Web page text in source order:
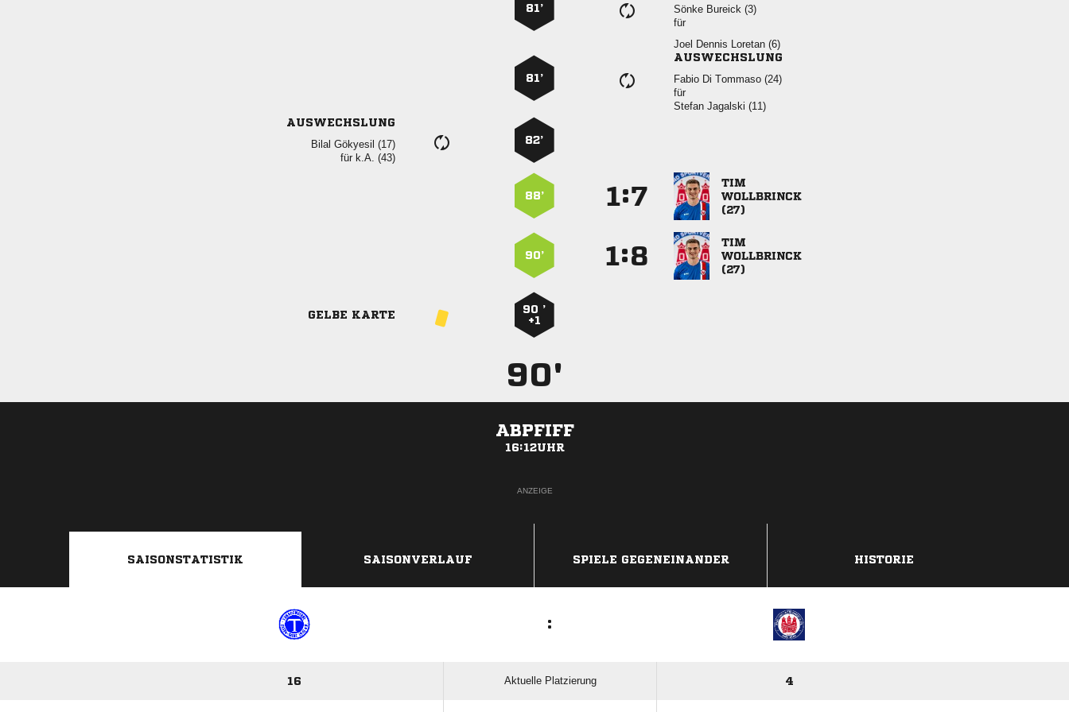
81’
  
für
   
81’
AUSWECHSLUNG
   
für
  
AUSWECHSLUNG
  
für k.A. (43)
82’
88’ :



90’ :



GELBE KARTE
90 ’
+1
90'
ABPFIFF
16:12UHR
ANZEIGE
SAISONSTATISTIK SAISONVERLAUF SPIELE GEGENEINANDER HISTORIE
:
16 Aktuelle Platzierung 4